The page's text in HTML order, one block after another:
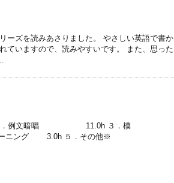
ーズを読みあさりました。 やさしい英語で書か
ていますので、読みやすいです。 また、思った
２．例文暗唱 11.0h ３．模
ニング 3.0h ５．その他※